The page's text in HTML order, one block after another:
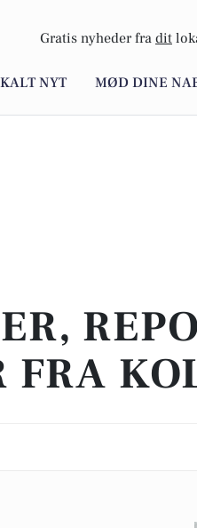
Gratis nyheder fra dit
NYT MØD DINE
FRA